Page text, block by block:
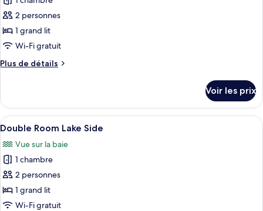
Double
Room
les
photos
pour
ce
type
de
Double
Room
Country
Side
2 personnes
1 grand lit
Wi-Fi gratuit
Plus de détails
Plus
le
type
de
Double
Room
Country
Side
Voir les prix
Afficher
toutes
les
photos
pour
ce
type
Un lit double avec une tête de lit
9
Double Room Lake Side
Vue sur la baie
1 chambre
2 personnes
1 grand lit
Wi-Fi gratuit